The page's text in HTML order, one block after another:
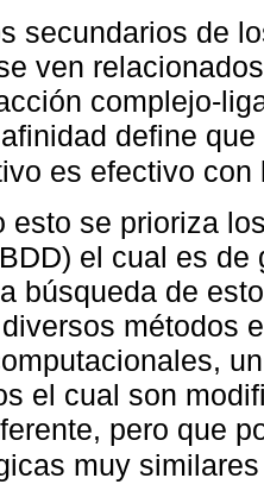
secundarios de
ven
complejo-
define
es efectivo
esto se prioriza
el cual es
búsqueda de
métodos
el cual son
pero que
muy